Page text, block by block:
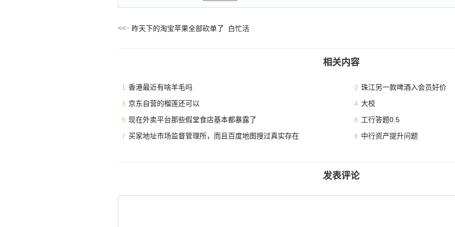
昨天下的淘宝苹果全部砍单了 白忙活
相关内容
1 香港最近有啥羊毛吗 2 珠江另一款啤酒入会员好价
3 京东自营的榴莲还可以 4 大校
5 现在外卖平台那些假堂食店基本都暴露了 6 工行答题0.5
7 买家地址市场监督管理所，而且百度地图搜过真实存在 8 中行资产提升问题
发表评论